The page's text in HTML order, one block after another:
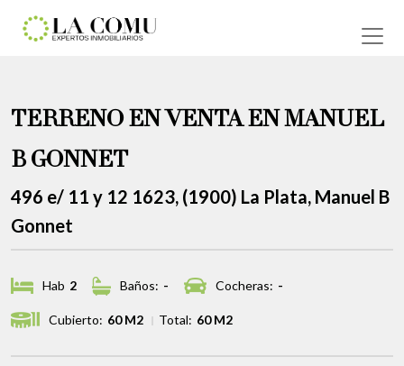
TERRENO EN VENTA EN MANUEL
B GONNET
496 e/ 11 y 12 1623, (1900) La Plata, Manuel B
Gonnet
Hab 2 Baños: - Cocheras: -
Cubierto: 60 M2 Total: 60 M2